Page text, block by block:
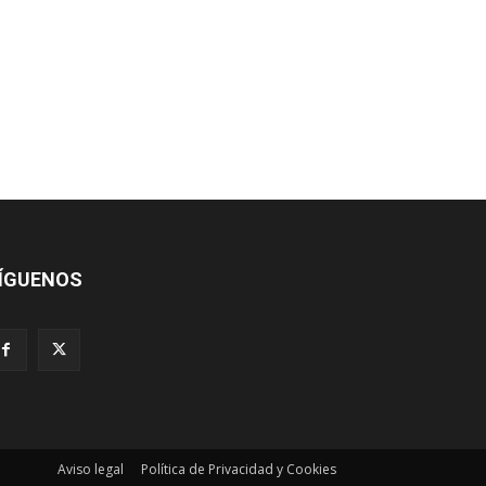
Aviso legal Política de Privacidad y Cookies